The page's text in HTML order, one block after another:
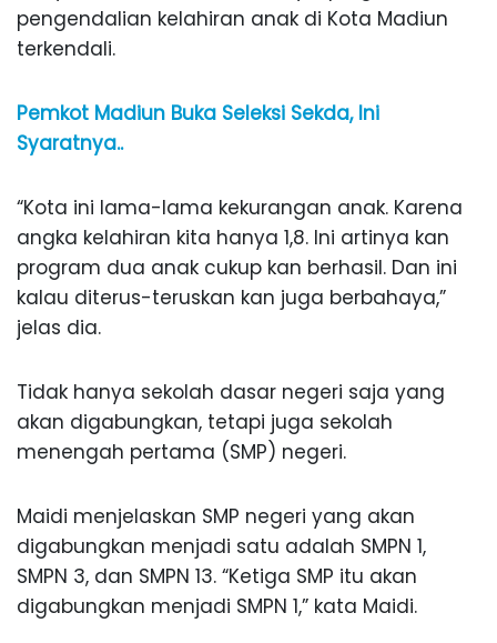
pengendalian kelahiran anak di Kota Madiun
terkendali.
Pemkot Madiun Buka Seleksi Sekda, Ini
Syaratnya..
“Kota ini lama-lama kekurangan anak. Karena
angka kelahiran kita hanya 1,8. Ini artinya kan
program dua anak cukup kan berhasil. Dan ini
kalau diterus-teruskan kan juga berbahaya,”
jelas dia.
Tidak hanya sekolah dasar negeri saja yang
akan digabungkan, tetapi juga sekolah
menengah pertama (SMP) negeri.
Maidi menjelaskan SMP negeri yang akan
digabungkan menjadi satu adalah SMPN 1,
SMPN 3, dan SMPN 13. “Ketiga SMP itu akan
digabungkan menjadi SMPN 1,” kata Maidi.